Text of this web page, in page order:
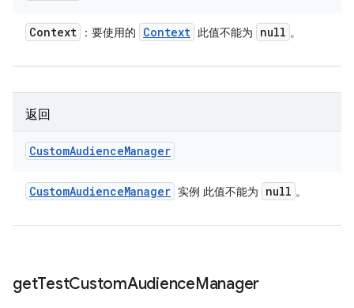
Context ：要使用的 Context 此值不能为 null 。
返回
CustomAudienceManager
CustomAudienceManager 实例 此值不能为 null 。
getTestCustomAudienceManager